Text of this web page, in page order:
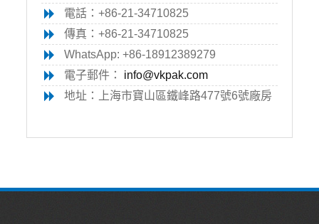
電話：+86-21-34710825
傳真：+86-21-34710825
WhatsApp: +86-18912389279
電子郵件： info@vkpak.com
地址：上海市寶山區鐵峰路477號6號廠房